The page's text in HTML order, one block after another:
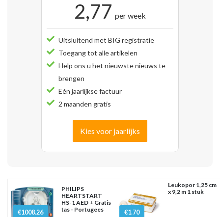
2,77 per week
Uitsluitend met BIG registratie
Toegang tot alle artikelen
Help ons u het nieuwste nieuws te
brengen
Eén jaarlijkse factuur
2 maanden gratis
Kies voor jaarlijks
€1008.26
PHILIPS
HEARTSTART
HS-1 AED + Gratis
tas - Portugees
€1.70
Leukopor 1,25 cm
x 9,2 m 1 stuk